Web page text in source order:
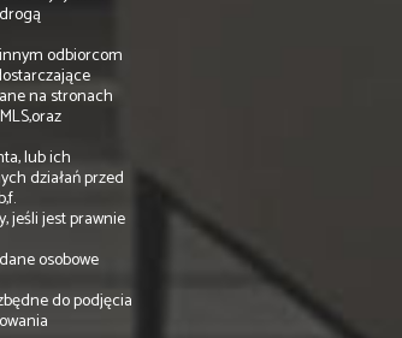
odbiorcom
na stronach
lub ich
działań przed
jeśli jest prawnie
osobowe
do podjęcia